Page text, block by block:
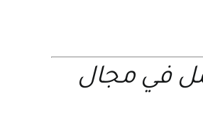
في مجال